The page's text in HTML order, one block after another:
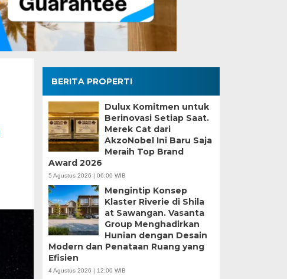
BERITA PROPERTI
Dulux Komitmen untuk
Berinovasi Setiap Saat.
Merek Cat dari
AkzoNobel Ini Baru Saja
Meraih Top Brand
Award 2026
5 Agustus 2026 | 06:00 WIB
Mengintip Konsep
Klaster Riverie di Shila
at Sawangan. Vasanta
Group Menghadirkan
Hunian dengan Desain
Modern dan Penataan Ruang yang
Efisien
4 Agustus 2026 | 12:00 WIB